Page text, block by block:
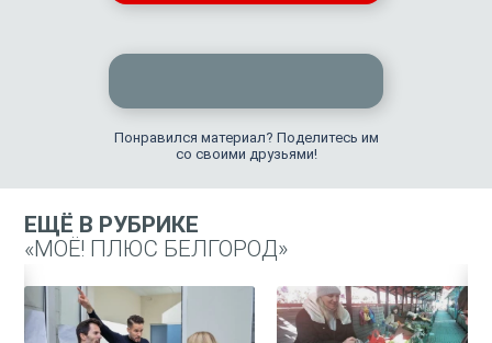
Понравился материал? Поделитесь им
со своими друзьями!
ЕЩЁ В РУБРИКЕ
«МОЁ! ПЛЮС БЕЛГОРОД»